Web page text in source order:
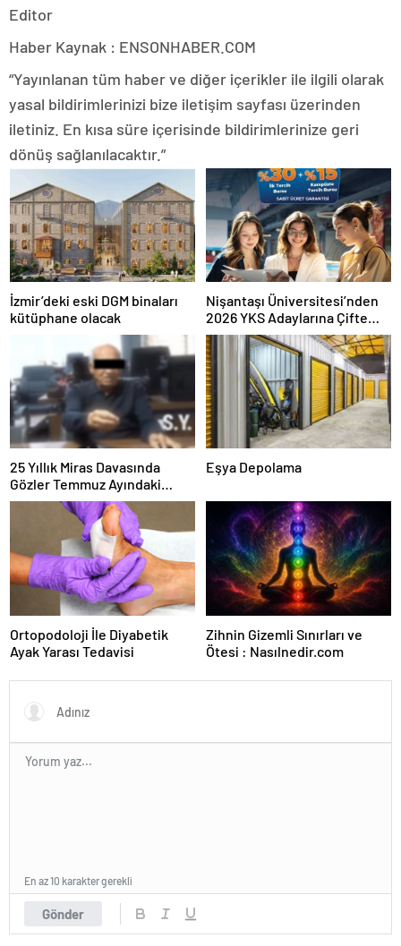
Editor
Haber Kaynak : ENSONHABER.COM
“Yayınlanan tüm haber ve diğer içerikler ile ilgili olarak
yasal bildirimlerinizi bize iletişim sayfası üzerinden
iletiniz. En kısa süre içerisinde bildirimlerinize geri
dönüş sağlanılacaktır.”
İzmir’deki eski DGM binaları
kütüphane olacak
Nişantaşı Üniversitesi’nden
2026 YKS Adaylarına Çifte
Güvence: Sabit Ücret ve
Kesintisiz Burs
25 Yıllık Miras Davasında
Gözler Temmuz Ayındaki
Karar Duruşmasına Çevrildi
Eşya Depolama
Ortopodoloji İle Diyabetik
Ayak Yarası Tedavisi
Zihnin Gizemli Sınırları ve
Ötesi : Nasılnedir.com
Gönder
En az 10 karakter gerekli